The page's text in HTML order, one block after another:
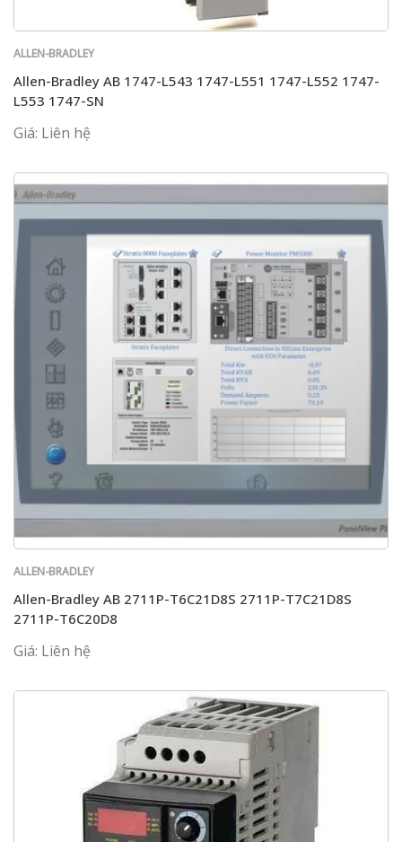
ALLEN-BRADLEY
Allen-Bradley AB 1747-L543 1747-L551 1747-L552 1747-
L553 1747-SN
Giá: Liên hệ
ALLEN-BRADLEY
Allen-Bradley AB 2711P-T6C21D8S 2711P-T7C21D8S
2711P-T6C20D8
Giá: Liên hệ